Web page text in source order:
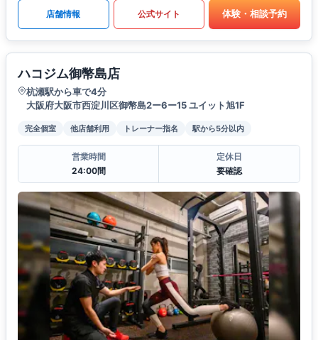
店舗情報 公式サイト 体験・相談予約
ハコジム御幣島店
杭瀬駅から車で4分
大阪府大阪市西淀川区御幣島2ー6ー15 ユイット旭1F
完全個室 他店舗利用 トレーナー指名 駅から5分以内
営業時間
24:00間
定休日
要確認